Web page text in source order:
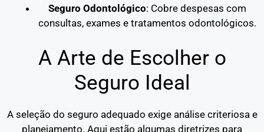
Seguro Odontológico: Cobre despesas com
consultas, exames e tratamentos odontológicos.
A Arte de Escolher o
Seguro Ideal
A seleção do seguro adequado exige análise criteriosa e
planejamento. Aqui estão algumas diretrizes para